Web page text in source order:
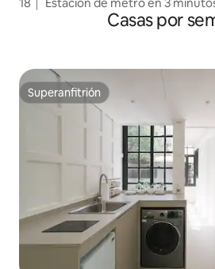
Recogida de basura del edificio ｜
Zhongshan ｜ Alojamiento de lujo
Casas por
Superanfitrión
Superanfitrión